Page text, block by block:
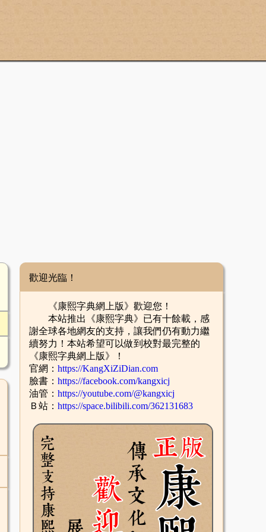
歡迎光臨！
《康熙字典網上版》歡迎您！
本站推出《康熙字典》已有十餘載，感
謝全球各地網友的支持，讓我們仍有動力繼
續努力！本站希望可以做到校對最完整的
《康熙字典網上版》！
官網： https://KangXiZiDian.com
臉書： https://facebook.com/kangxicj
油管： https://youtube.com/@kangxicj
Ｂ站： https://space.bilibili.com/362131683